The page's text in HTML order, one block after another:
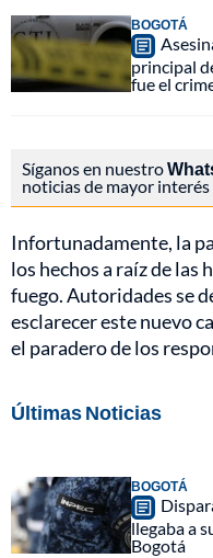
BOGOTÁ
principal
fue el
Síganos en nuestro
noticias de mayor interés
Infortunadamente, la
los hechos a raíz de las
fuego. Autoridades se
esclarecer este nuevo
el paradero de los
Últimas Noticias
BOGOTÁ
llegaba a
Bogotá